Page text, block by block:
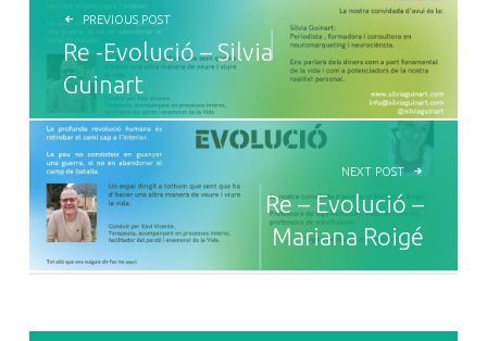
PREVIOUS POST
Re -Evolució – Silvia
Guinart
NEXT POST
Re – Evolució –
Mariana Roigé
SIDEBAR